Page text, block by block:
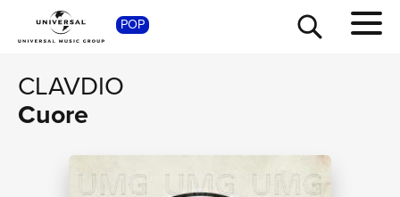
POP
CLAVDIO
CuoreSHOP